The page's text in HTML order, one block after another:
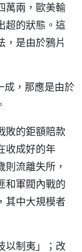
萬兩，歐美輸
超的狀態。這
，是由於鴉片
，那應是由於
敗的鉅額賠款
收成好的年
流離失所，
和軍閥內戰的
其中大規模者
以制夷」；改